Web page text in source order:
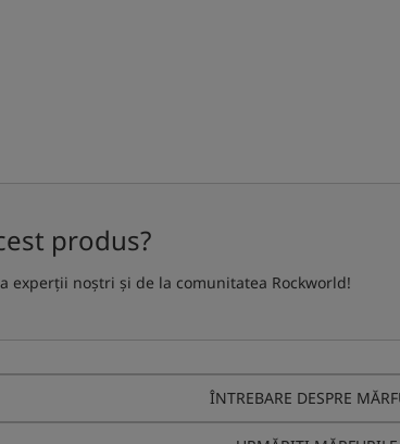
produs?
experții noștri și de la comunitatea Rockworld!
ÎNTREBARE DESPRE